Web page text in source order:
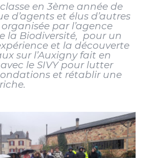
en 3ème année de
d’agents et élus d’autres
par l’agence
la Biodiversité, pour un
et la découverte
sur l’Auxigny fait en
le SIVY pour lutter
et rétablir une